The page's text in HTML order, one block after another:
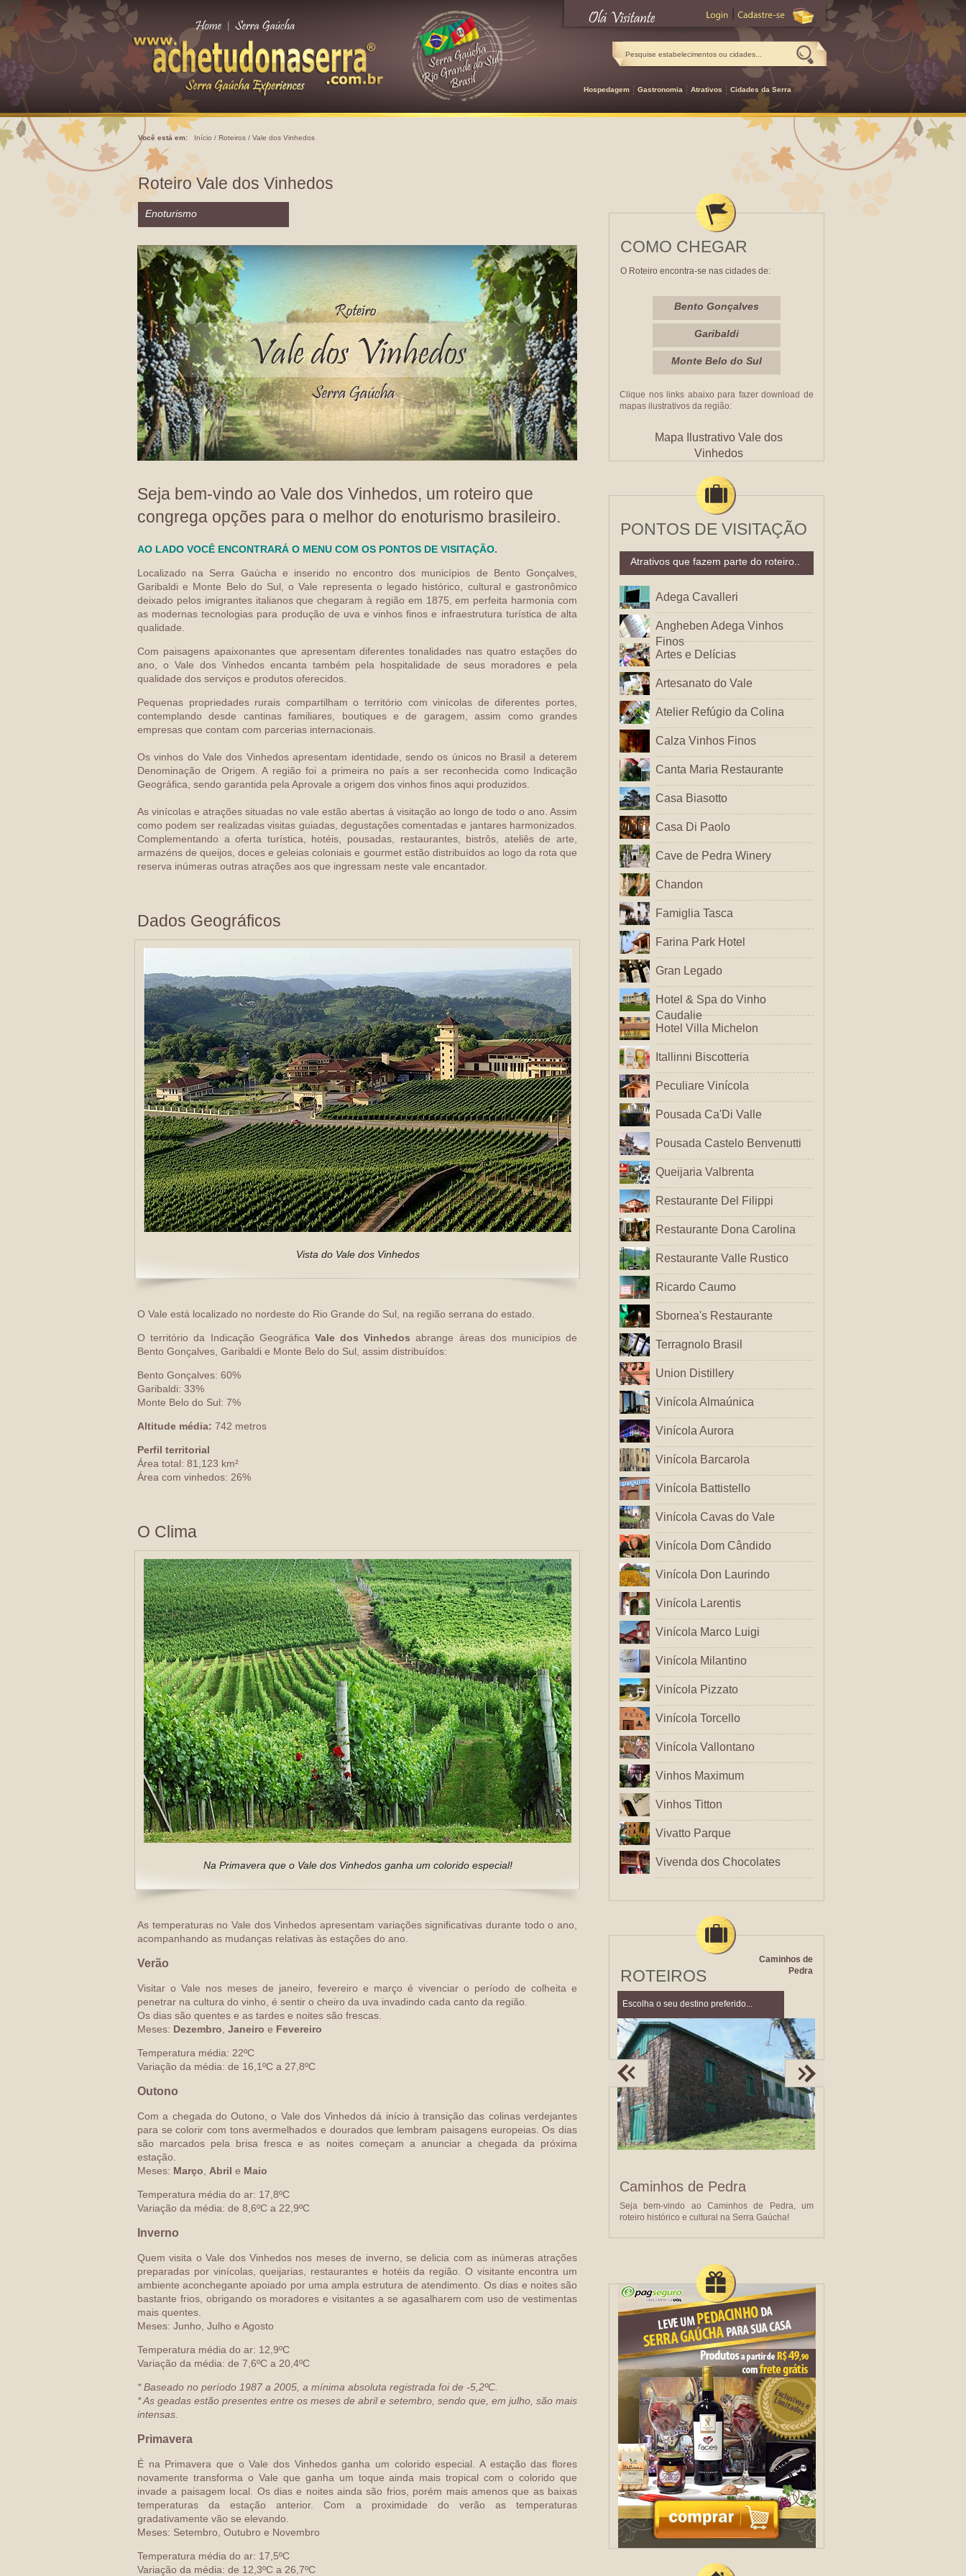
Hospedagem Gastronomia Atrativos Cidades da Serra
Você está em: Início / Roteiros / Vale dos Vinhedos
Roteiro Vale dos Vinhedos
Enoturismo
Seja bem-vindo ao Vale dos Vinhedos, um roteiro que
congrega opções para o melhor do enoturismo brasileiro.
AO LADO VOCÊ ENCONTRARÁ O MENU COM OS PONTOS DE VISITAÇÃO.
Localizado na Serra Gaúcha e inserido no encontro dos municípios de Bento Gonçalves,
Garibaldi e Monte Belo do Sul, o Vale representa o legado histórico, cultural e gastronômico
deixado pelos imigrantes italianos que chegaram à região em 1875, em perfeita harmonia com
as modernas tecnologias para produção de uva e vinhos finos e infraestrutura turística de alta
qualidade.
Com paisagens apaixonantes que apresentam diferentes tonalidades nas quatro estações do
ano, o Vale dos Vinhedos encanta também pela hospitalidade de seus moradores e pela
qualidade dos serviços e produtos oferecidos.
Pequenas propriedades rurais compartilham o território com vinícolas de diferentes portes,
contemplando desde cantinas familiares, boutiques e de garagem, assim como grandes
empresas que contam com parcerias internacionais.
Os vinhos do Vale dos Vinhedos apresentam identidade, sendo os únicos no Brasil a deterem
Denominação de Origem. A região foi a primeira no país a ser reconhecida como Indicação
Geográfica, sendo garantida pela Aprovale a origem dos vinhos finos aqui produzidos.
As vinícolas e atrações situadas no vale estão abertas à visitação ao longo de todo o ano. Assim
como podem ser realizadas visitas guiadas, degustações comentadas e jantares harmonizados.
Complementando a oferta turística, hotéis, pousadas, restaurantes, bistrôs, ateliês de arte,
armazéns de queijos, doces e geleias coloniais e gourmet estão distribuídos ao logo da rota que
reserva inúmeras outras atrações aos que ingressam neste vale encantador.
Dados Geográficos
Vista do Vale dos Vinhedos
O Vale está localizado no nordeste do Rio Grande do Sul, na região serrana do estado.
O território da Indicação Geográfica Vale dos Vinhedos abrange áreas dos municípios de
Bento Gonçalves, Garibaldi e Monte Belo do Sul, assim distribuídos:
Bento Gonçalves: 60%
Garibaldi: 33%
Monte Belo do Sul: 7%
Altitude média: 742 metros
Perfil territorial
Área total: 81,123 km²
Área com vinhedos: 26%
O Clima
Na Primavera que o Vale dos Vinhedos ganha um colorido especial!
As temperaturas no Vale dos Vinhedos apresentam variações significativas durante todo o ano,
acompanhando as mudanças relativas às estações do ano.
Verão
Visitar o Vale nos meses de janeiro, fevereiro e março é vivenciar o período de colheita e
penetrar na cultura do vinho, é sentir o cheiro da uva invadindo cada canto da região.
Os dias são quentes e as tardes e noites são frescas.
Meses: Dezembro Janeiro e Fevereiro
Temperatura média: 22ºC
Variação da média: de 16,1ºC a 27,8ºC
Outono
Com a chegada do Outono, o Vale dos Vinhedos dá início à transição das colinas verdejantes
para se colorir com tons avermelhados e dourados que lembram paisagens europeias. Os dias
são marcados pela brisa fresca e as noites começam a anunciar a chegada da próxima
estação.
Meses: Março Abril e Maio
Temperatura média do ar: 17,8ºC
Variação da média: de 8,6ºC a 22,9ºC
Inverno
Quem visita o Vale dos Vinhedos nos meses de inverno, se delicia com as inúmeras atrações
preparadas por vinícolas, queijarias, restaurantes e hotéis da região. O visitante encontra um
ambiente aconchegante apoiado por uma ampla estrutura de atendimento. Os dias e noites são
bastante frios, obrigando os moradores e visitantes a se agasalharem com uso de vestimentas
mais quentes.
Meses: Junho, Julho e Agosto
Temperatura média do ar: 12,9ºC
Variação da média: de 7,6ºC a 20,4ºC
* Baseado no período 1987 a 2005, a mínima absoluta registrada foi de -5,2ºC.
* As geadas estão presentes entre os meses de abril e setembro, sendo que, em julho, são mais
intensas.
Primavera
É na Primavera que o Vale dos Vinhedos ganha um colorido especial. A estação das flores
novamente transforma o Vale que ganha um toque ainda mais tropical com o colorido que
invade a paisagem local. Os dias e noites ainda são frios, porém mais amenos que as baixas
temperaturas da estação anterior. Com a proximidade do verão as temperaturas
gradativamente vão se elevando.
Meses: Setembro, Outubro e Novembro
Temperatura média do ar: 17,5ºC
Variação da média: de 12,3ºC a 26,7ºC
COMO CHEGAR
O Roteiro encontra-se nas cidades de:
Bento Gonçalves
Garibaldi
Monte Belo do Sul
Clique nos links abaixo para fazer download de
mapas ilustrativos da região:
Mapa Ilustrativo Vale dos
Vinhedos
PONTOS DE VISITAÇÃO
Atrativos que fazem parte do roteiro..
Adega Cavalleri
Angheben Adega Vinhos
Finos
Artes e Delícias
Artesanato do Vale
Atelier Refúgio da Colina
Calza Vinhos Finos
Canta Maria Restaurante
Casa Biasotto
Casa Di Paolo
Cave de Pedra Winery
Chandon
Famiglia Tasca
Farina Park Hotel
Gran Legado
Hotel & Spa do Vinho
Caudalie
Hotel Villa Michelon
Itallinni Biscotteria
Peculiare Vinícola
Pousada Ca'Di Valle
Pousada Castelo Benvenutti
Queijaria Valbrenta
Restaurante Del Filippi
Restaurante Dona Carolina
Restaurante Valle Rustico
Ricardo Caumo
Sbornea's Restaurante
Terragnolo Brasil
Union Distillery
Vinícola Almaúnica
Vinícola Aurora
Vinícola Barcarola
Vinícola Battistello
Vinícola Cavas do Vale
Vinícola Dom Cândido
Vinícola Don Laurindo
Vinícola Larentis
Vinícola Marco Luigi
Vinícola Milantino
Vinícola Pizzato
Vinícola Torcello
Vinícola Vallontano
Vinhos Maximum
Vinhos Titton
Vivatto Parque
Vivenda dos Chocolates
ROTEIROS
Escolha o seu destino preferido...
Caminhos de
Pedra
Caminhos de Pedra
Seja bem-vindo ao Caminhos de Pedra, um
roteiro histórico e cultural na Serra Gaúcha!